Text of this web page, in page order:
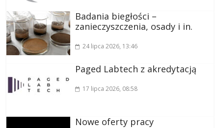
Badania biegłości –
zanieczyszczenia, osady i in.
24 lipca 2026, 13:46
Paged Labtech z akredytacją
17 lipca 2026, 08:58
Nowe oferty pracy